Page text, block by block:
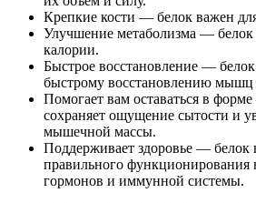
Крепкие кости — белок важен
Улучшение метаболизма — белок
калории.
Быстрое восстановление — белок
быстрому восстановлению мышц
Помогает вам оставаться в
сохраняет ощущение сытости и
мышечной массы.
Поддерживает здоровье — белок
правильного функционирования
гормонов и иммунной системы.